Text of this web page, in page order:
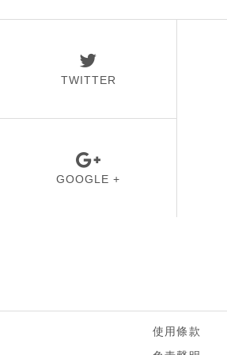
TWITTER
GOOGLE +
使用條款